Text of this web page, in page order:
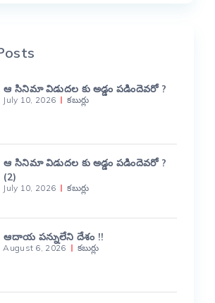
ఆ సినిమా విడుదల కు అడ్డం పడిందెవరో ?
July 10, 2026 కబుర్లు
ఆ సినిమా విడుదల కు అడ్డం పడిందెవరో ?
(2)
July 10, 2026 కబుర్లు
ఆదాయ పన్నులేని దేశం !!
August 6, 2026 కబుర్లు